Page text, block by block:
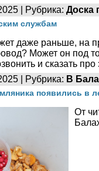
| Рубрика: Доска
службам
даже раньше, на
Может он под
и сказать про
| Рубрика: В
появились в
От